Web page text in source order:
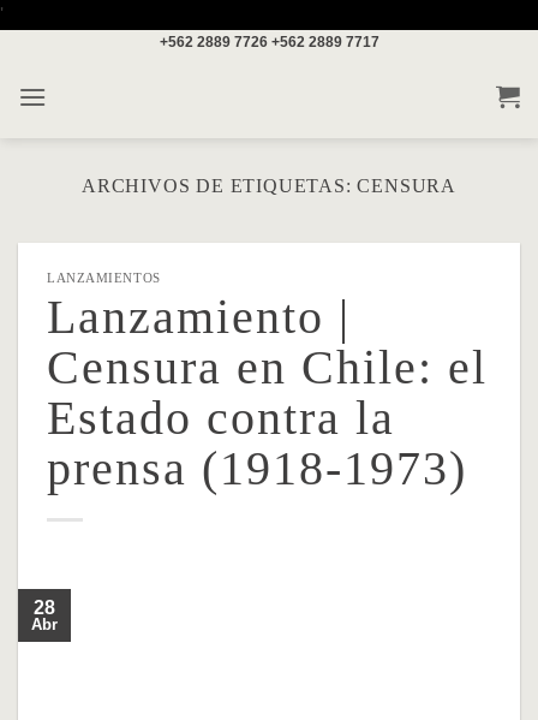
'
+562 2889 7726 +562 2889 7717
ARCHIVOS DE ETIQUETAS:CENSURA
LANZAMIENTOS
Lanzamiento |
Censura en Chile: el
Estado contra la
prensa (1918-1973)
28
Abr